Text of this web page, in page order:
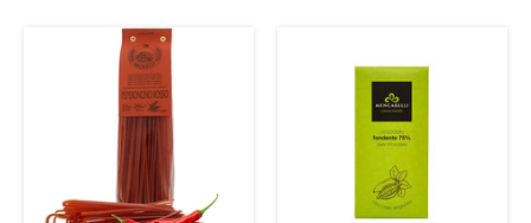
會員服務